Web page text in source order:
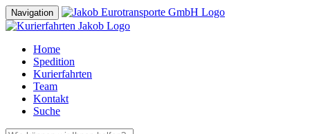
Navigation
Home
Spedition
Kurierfahrten
Team
Kontakt
Suche